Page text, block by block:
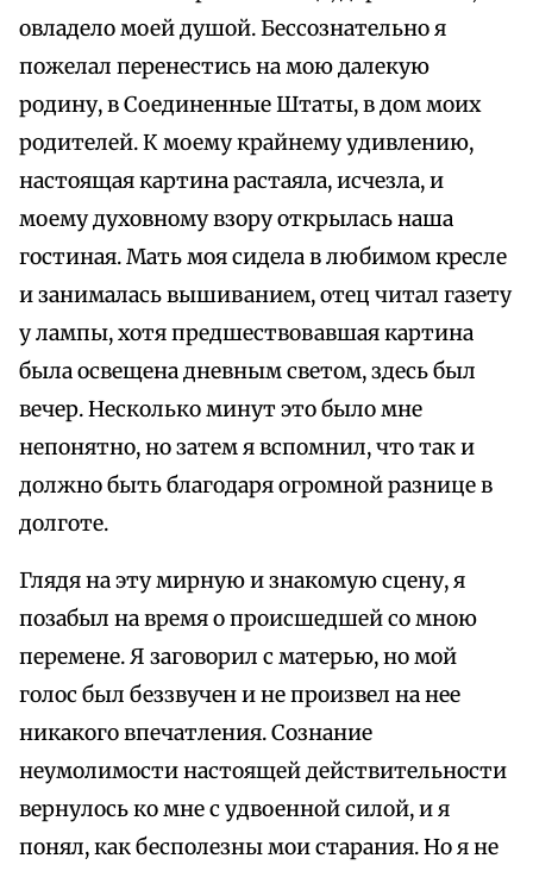
овладело моей душой. Бессознательно я
пожелал перенестись на мою далекую
родину, в Соединенные Штаты, в дом моих
родителей. К моему крайнему удивлению,
настоящая картина растаяла, исчезла, и
моему духовному взору открылась наша
гостиная. Мать моя сидела в любимом кресле
и занималась вышиванием, отец читал газету
у лампы, хотя предшествовавшая картина
была освещена дневным светом, здесь был
вечер. Несколько минут это было мне
непонятно, но затем я вспомнил, что так и
должно быть благодаря огромной разнице в
долготе.
Глядя на эту мирную и знакомую сцену, я
позабыл на время о происшедшей со мною
перемене. Я заговорил с матерью, но мой
голос был беззвучен и не произвел на нее
никакого впечатления. Сознание
неумолимости настоящей действительности
вернулось ко мне с удвоенной силой, и я
понял, как бесполезны мои старания. Но я не